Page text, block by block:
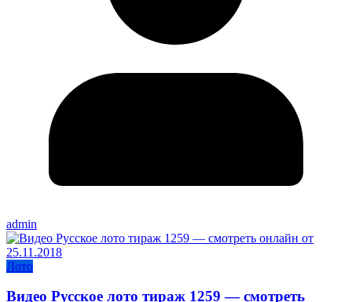
admin
Лото
Видео Русское лото тираж 1259 — смотреть